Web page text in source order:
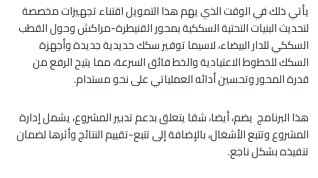
يأتي ذلك في الوقت الذي يهم هذا التمويل اقتناء تجهيزات مخصصة
لتحديث البنيات التحتية السككية بمحور القنيطرة-مراكش وحول القطب
السككي للدار البيضاء، لاسيما توفير سكك حديدية جديدة وأجهزة
السكك للخطوط الاعتيادية والخط فائق السرعة، مما يتيح الرفع من
قدرة المحور وتحسين أدائه العملياتي على نحو مستدام.
هذا البرنامج يضم، أيضا، شقا يتعلق بدعم تدبير المشروع، يشمل إدارة
المشروع وتتبع الأشغال، بالإضافة إلى تتبع-تقييم النتائج وأثرها لضمان
تنفيذه بشكل ناجع.